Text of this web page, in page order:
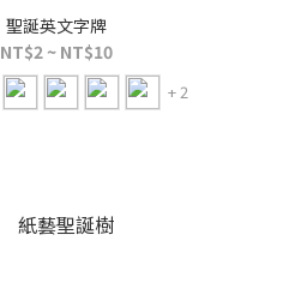
聖誕英文字牌
NT$2 ~ NT$10
+ 2